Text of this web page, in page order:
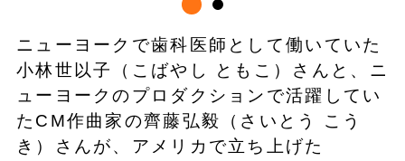
ニューヨークで歯科医師として働いていた
小林世以子（こばやし ともこ）さんと、ニ
ューヨークのプロダクションで活躍してい
たCM作曲家の齊藤弘毅（さいとう こう
き）さんが、アメリカで立ち上げた